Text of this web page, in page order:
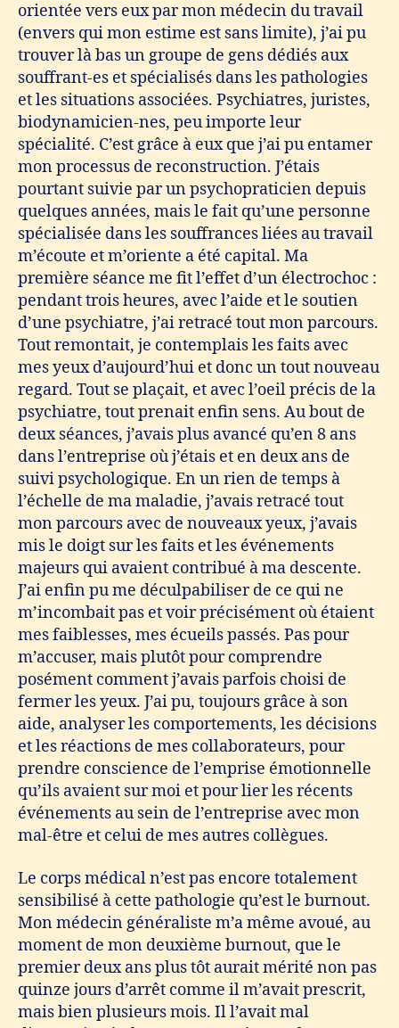
orientée vers eux par mon médecin du travail
(envers qui mon estime est sans limite), j’ai pu
trouver là bas un groupe de gens dédiés aux
souffrant-es et spécialisés dans les pathologies
et les situations associées. Psychiatres, juristes,
biodynamicien-nes, peu importe leur
spécialité. C’est grâce à eux que j’ai pu entamer
mon processus de reconstruction. J’étais
pourtant suivie par un psychopraticien depuis
quelques années, mais le fait qu’une personne
spécialisée dans les souffrances liées au travail
m’écoute et m’oriente a été capital. Ma
première séance me fit l’effet d’un électrochoc :
pendant trois heures, avec l’aide et le soutien
d’une psychiatre, j’ai retracé tout mon parcours.
Tout remontait, je contemplais les faits avec
mes yeux d’aujourd’hui et donc un tout nouveau
regard. Tout se plaçait, et avec l’oeil précis de la
psychiatre, tout prenait enfin sens. Au bout de
deux séances, j’avais plus avancé qu’en 8 ans
dans l’entreprise où j’étais et en deux ans de
suivi psychologique. En un rien de temps à
l’échelle de ma maladie, j’avais retracé tout
mon parcours avec de nouveaux yeux, j’avais
mis le doigt sur les faits et les événements
majeurs qui avaient contribué à ma descente.
J’ai enfin pu me déculpabiliser de ce qui ne
m’incombait pas et voir précisément où étaient
mes faiblesses, mes écueils passés. Pas pour
m’accuser, mais plutôt pour comprendre
posément comment j’avais parfois choisi de
fermer les yeux. J’ai pu, toujours grâce à son
aide, analyser les comportements, les décisions
et les réactions de mes collaborateurs, pour
prendre conscience de l’emprise émotionnelle
qu’ils avaient sur moi et pour lier les récents
événements au sein de l’entreprise avec mon
mal-être et celui de mes autres collègues.
Le corps médical n’est pas encore totalement
sensibilisé à cette pathologie qu’est le burnout.
Mon médecin généraliste m’a même avoué, au
moment de mon deuxième burnout, que le
premier deux ans plus tôt aurait mérité non pas
quinze jours d’arrêt comme il m’avait prescrit,
mais bien plusieurs mois. Il l’avait mal